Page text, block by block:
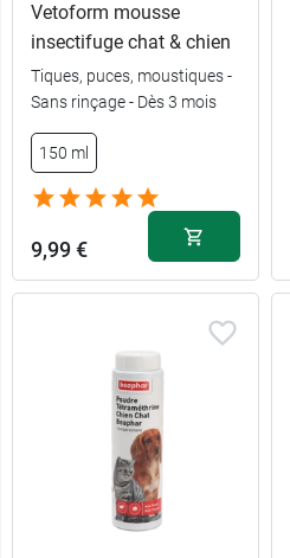
Vetoform mousse
insectifuge chat & chien
Tiques, puces, moustiques -
Sans rinçage - Dès 3 mois
150 ml
9,99 €